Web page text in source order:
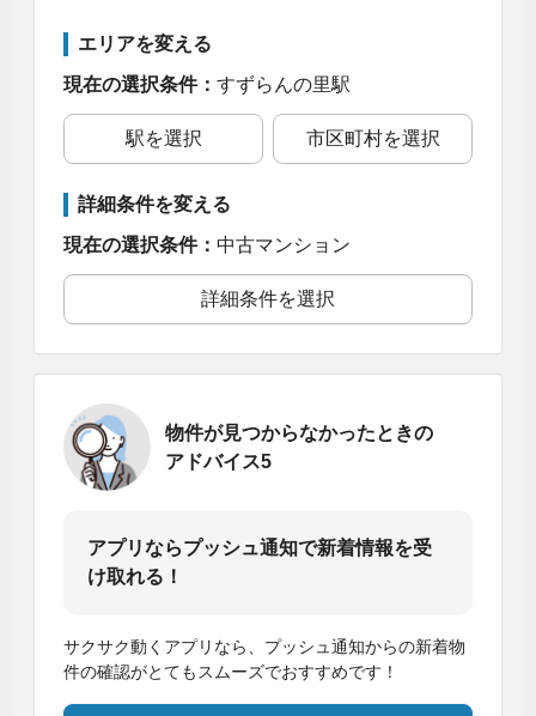
エリアを変える
現在の選択条件： すずらんの里駅
駅を選択 市区町村を選択
詳細条件を変える
現在の選択条件： 中古マンション
詳細条件を選択
物件が見つからなかったときの
アドバイス5
アプリならプッシュ通知で新着情報を受
け取れる！
サクサク動くアプリなら、プッシュ通知からの新着物
件の確認がとてもスムーズでおすすめです！